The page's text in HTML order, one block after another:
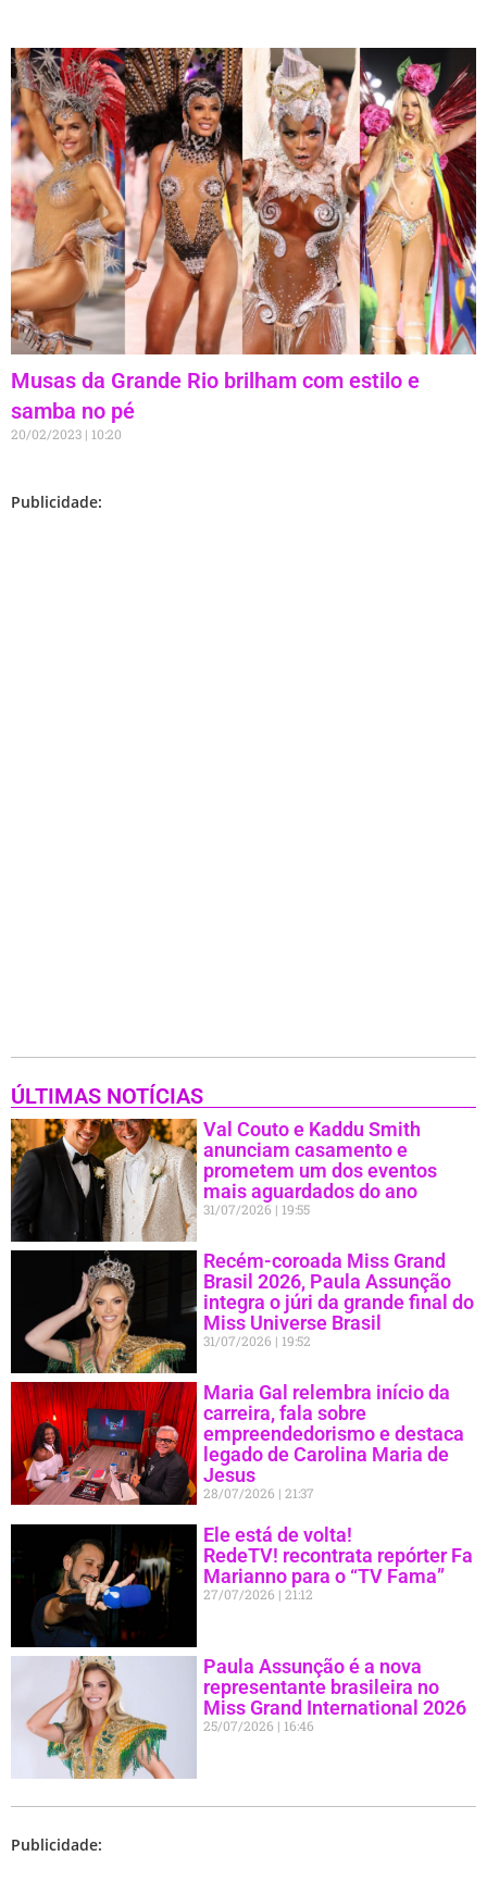
Musas da Grande Rio brilham com estilo e
samba no pé
20/02/2023 10:20
Publicidade:
ÚLTIMAS NOTÍCIAS
Val Couto e Kaddu Smith
anunciam casamento e
prometem um dos eventos
mais aguardados do ano
31/07/2026 19:55
Recém-coroada Miss Grand
Brasil 2026, Paula Assunção
integra o júri da grande final do
Miss Universe Brasil
31/07/2026 19:52
Maria Gal relembra início da
carreira, fala sobre
empreendedorismo e destaca
legado de Carolina Maria de
Jesus
28/07/2026 21:37
Ele está de volta!
RedeTV! recontrata repórter Fa
Marianno para o “TV Fama”
27/07/2026 21:12
Paula Assunção é a nova
representante brasileira no
Miss Grand International 2026
25/07/2026 16:46
Publicidade: